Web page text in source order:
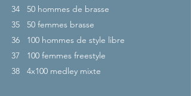
34
50 hommes de brasse
35
50 femmes brasse
36
100 hommes de style libre
37
100 femmes freestyle
38
4x100 medley mixte